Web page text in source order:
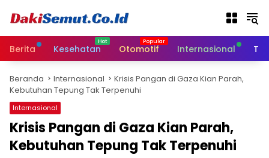
Berita Kesehatan Otomotif Internasional
Beranda Internasional
Krisis Pangan di Gaza Kian Parah,
Kebutuhan Tepung Tak Terpenuhi
Internasional
Krisis Pangan di Gaza Kian Parah,
Kebutuhan Tepung Tak Terpenuhi